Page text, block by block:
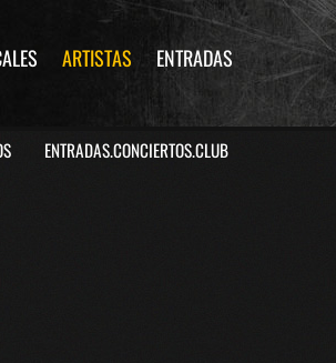
ARTISTAS ENTRADAS
ENTRADAS.CONCIERTOS.CLUB